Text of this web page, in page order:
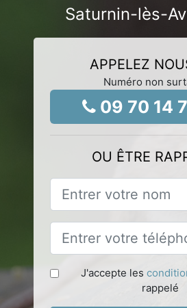
Saturnin-lès-
APPELEZ
Numéro non
09 70 14
OU ÊTRE
J'accepte les
rappelé